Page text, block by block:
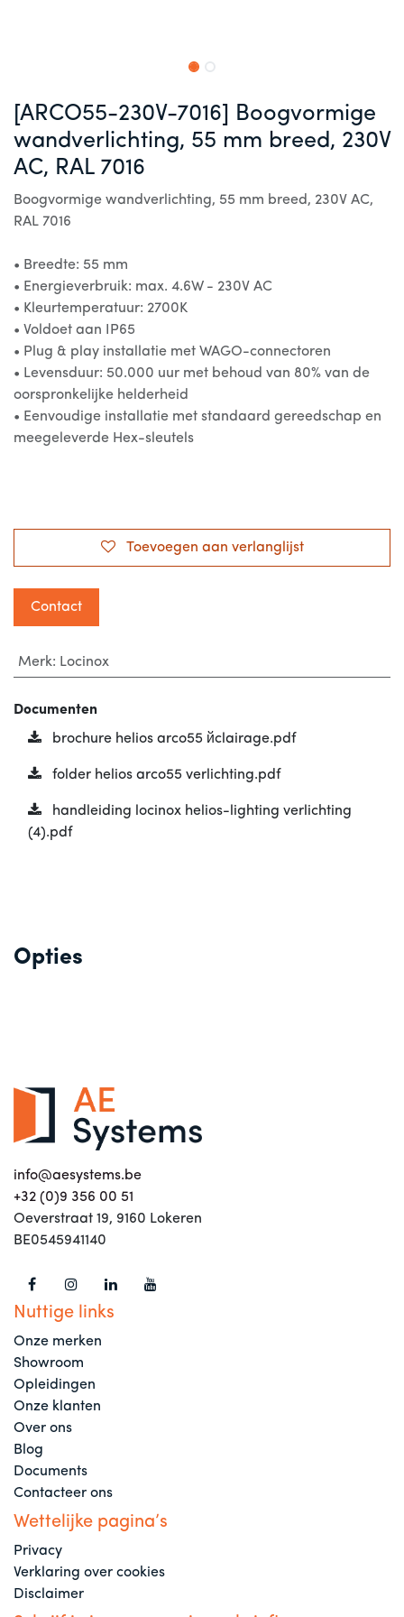
[ARCO55-230V-7016] Boogvormige
wandverlichting, 55 mm breed, 230V
AC, RAL 7016
Boogvormige wandverlichting, 55 mm breed, 230V AC,
RAL 7016
• Breedte: 55 mm
• Energieverbruik: max. 4.6W - 230V AC
• Kleurtemperatuur: 2700K
• Voldoet aan IP65
• Plug & play installatie met WAGO-connectoren
• Levensduur: 50.000 uur met behoud van 80% van de
oorspronkelijke helderheid
• Eenvoudige installatie met standaard gereedschap en
meegeleverde Hex-sleutels
Toevoegen aan verlanglijst
Contact
Merk: Locinox
Documenten
brochure helios arco55 йclairage.pdf
folder helios arco55 verlichting.pdf
handleiding locinox helios-lighting verlichting
(4).pdf
Opties
info@aesystems.be
+32 (0)9 356 00 51
Oeverstraat 19, 9160 Lokeren
BE0545941140
Nuttige links
Onze merken
Showroom
Opleidingen
Onze klanten
Over ons
Blog
Documents
Contacteer ons
Wettelijke pagina’s
Privacy
Verklaring over cookies
Disclaimer